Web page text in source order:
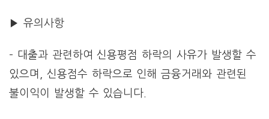
▶ 유의사항
– 대출과 관련하여 신용평점 하락의 사유가 발생할 수
있으며, 신용점수 하락으로 인해 금융거래와 관련된
불이익이 발생할 수 있습니다.